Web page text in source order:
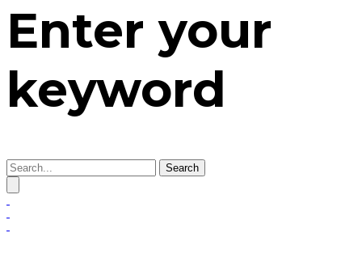
Enter your
keyword
Search